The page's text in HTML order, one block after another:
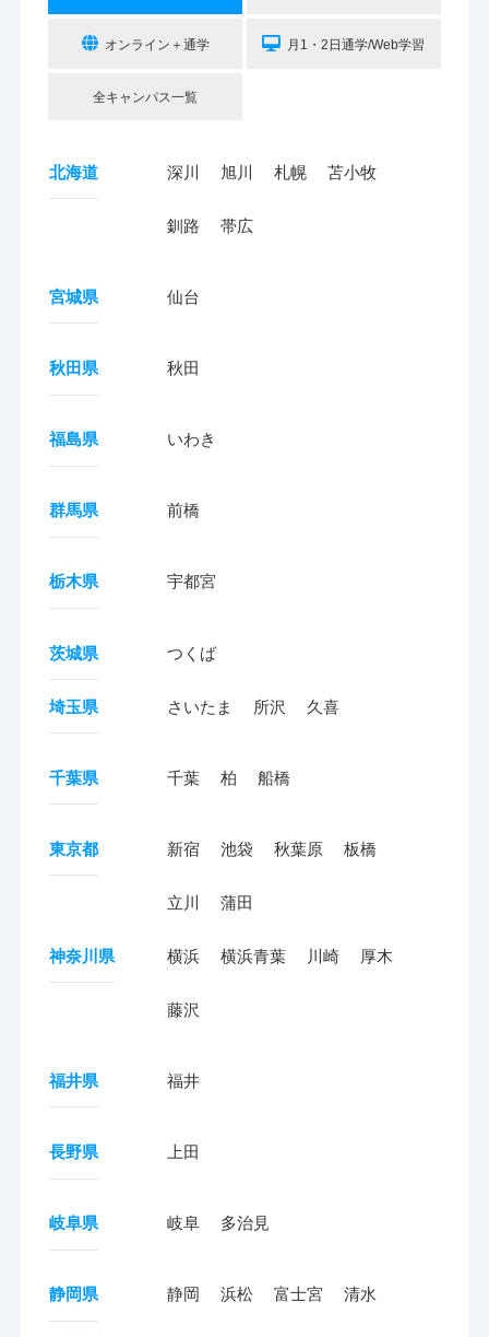
オンライン＋通学 月1・2日通学/Web学習
全キャンパス一覧
北海道 深川 旭川 札幌 苫小牧
釧路 帯広
宮城県 仙台
秋田県 秋田
福島県 いわき
群馬県 前橋
栃木県 宇都宮
茨城県 つくば
埼玉県 さいたま 所沢 久喜
千葉県 千葉 柏 船橋
東京都 新宿 池袋 秋葉原 板橋
立川 蒲田
神奈川県 横浜 横浜青葉 川崎 厚木
藤沢
福井県 福井
長野県 上田
岐阜県 岐阜 多治見
静岡県 静岡 浜松 富士宮 清水